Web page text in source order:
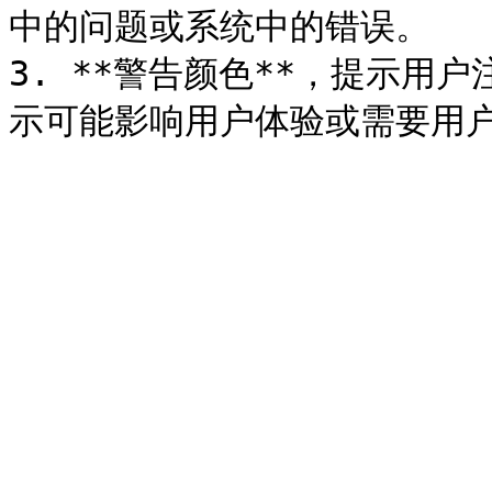
中的问题或系统中的错误。
3. **警告颜色**，提示用户